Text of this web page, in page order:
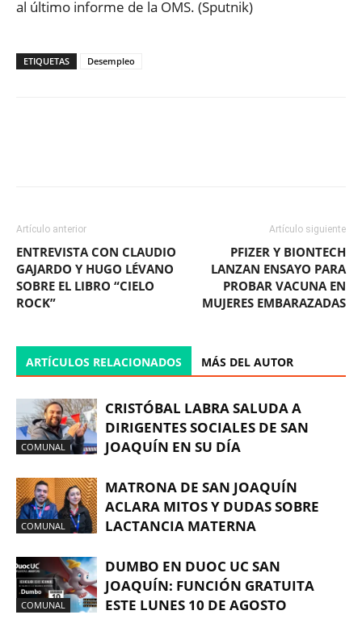
al último informe de la OMS. (Sputnik)
ETIQUETAS Desempleo
Artículo anterior
ENTREVISTA CON CLAUDIO
GAJARDO Y HUGO LÉVANO
SOBRE EL LIBRO “CIELO
ROCK”
Artículo siguiente
PFIZER Y BIONTECH
LANZAN ENSAYO PARA
PROBAR VACUNA EN
MUJERES EMBARAZADAS
ARTÍCULOS RELACIONADOS MÁS DEL AUTOR
COMUNAL
CRISTÓBAL LABRA SALUDA A
DIRIGENTES SOCIALES DE SAN
JOAQUÍN EN SU DÍA
COMUNAL
MATRONA DE SAN JOAQUÍN
ACLARA MITOS Y DUDAS SOBRE
LACTANCIA MATERNA
COMUNAL
DUMBO EN DUOC UC SAN
JOAQUÍN: FUNCIÓN GRATUITA
ESTE LUNES 10 DE AGOSTO